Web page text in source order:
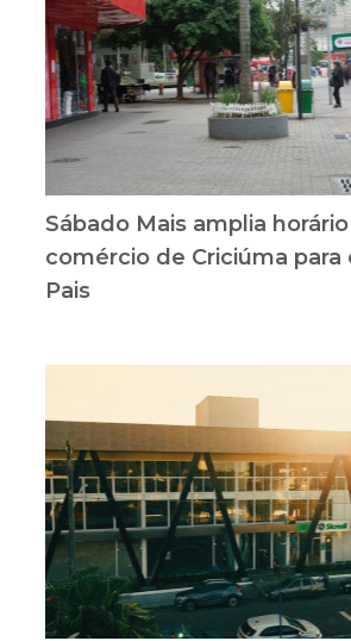
Sábado Mais amplia
comércio de Criciúma para
Pais